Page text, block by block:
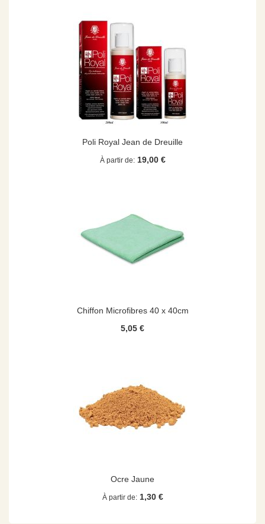
Poli Royal Jean de Dreuille
À partir de 19,00 €
Chiffon Microfibres 40 x 40cm
5,05 €
Ocre Jaune
À partir de 1,30 €